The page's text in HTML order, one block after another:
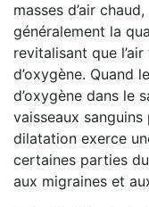
masses d’air
généralement la
revitalisant que
d’oxygène. Quand
d’oxygène dans le
vaisseaux
dilatation exerce
certaines parties
aux migraines et